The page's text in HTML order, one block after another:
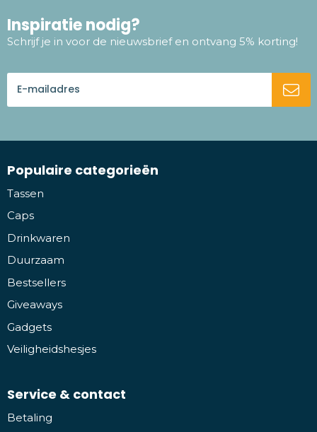
Inspiratie nodig?
Schrijf je in voor de nieuwsbrief en ontvang 5% korting!
Populaire categorieën
Tassen
Caps
Drinkwaren
Duurzaam
Bestsellers
Giveaways
Gadgets
Veiligheidshesjes
Service & contact
Betaling